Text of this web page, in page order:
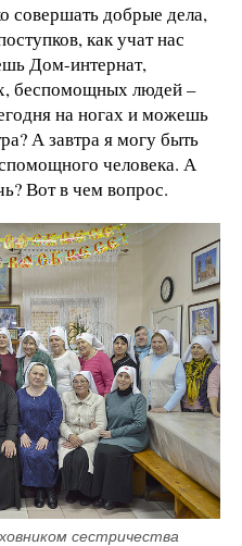
совершать добрые дела,
как учат нас
Дом-интернат,
беспомощных людей –
на ногах и можешь
А завтра я могу быть
человека. А
Вот в чем вопрос.
сестричества